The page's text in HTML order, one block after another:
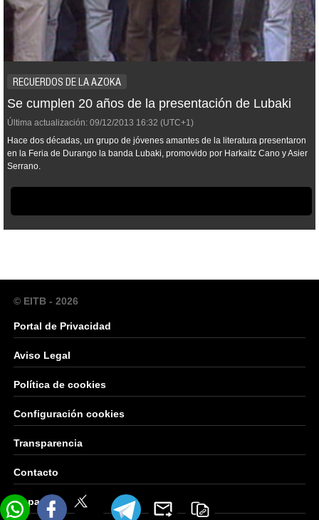
RECUERDOS DE LA AZOKA
Se cumplen 20 años de la presentación de Lubaki
Última actualización: 09/12/2013 16:32 (UTC+1)
Hace dos décadas, un grupo de jóvenes amantes de la literatura presentaron
en la Feria de Durango la banda Lubaki, promovido por Harkaitz Cano y Asier
Serrano.
© EITB - 2026
Portal de Privacidad
Aviso Legal
Política de cookies
Configuración cookies
Transparencia
Contacto
Mapa Web